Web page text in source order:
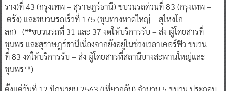
ราง)ที่ 43 (กรุงเทพ – สุราษฎร์ธานี) ขบวนรถด่วนที่ 83 (กรุงเทพ –
ตรัง) และขบวนรถเร็วที่ 175 (ชุมทางหาดใหญ่ – สุไหงโก-
ลก) (**ขบวนรถที่ 31 และ 37 งดให้บริการรับ – ส่ง ผู้โดยสารที่
ชุมพร และสุราษฎร์ธานีเนื่องจากยังอยู่ในช่วงเวลาเคอร์ฟิว ขบวน
ที่ 83 งดให้บริการรับ – ส่ง ผู้โดยสารที่สถานีบางสะพานใหญ่และ
ชุมพร**)